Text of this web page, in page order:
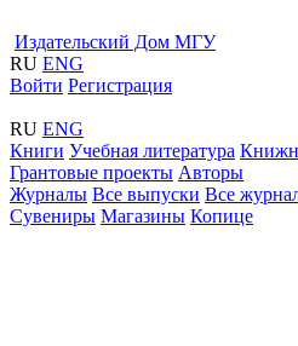
Издательский Дом МГУ
RU ENG
Войти Регистрация
RU ENG
Книги Учебная литература
Грантовые проекты Авторы
Журналы Все выпуски Все
Сувениры Магазины Копице